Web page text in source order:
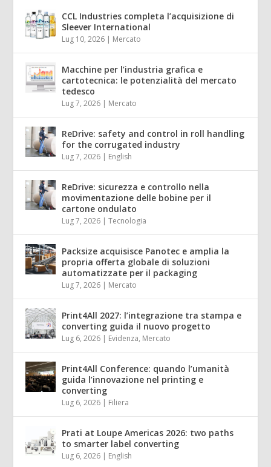
CCL Industries completa l’acquisizione di
Sleever International
Lug 10, 2026 | Mercato
Macchine per l’industria grafica e
cartotecnica: le potenzialità del mercato
tedesco
Lug 7, 2026 | Mercato
ReDrive: safety and control in roll handling
for the corrugated industry
Lug 7, 2026 | English
ReDrive: sicurezza e controllo nella
movimentazione delle bobine per il
cartone ondulato
Lug 7, 2026 |Tecnologia
Packsize acquisisce Panotec e amplia la
propria offerta globale di soluzioni
automatizzate per il packaging
Lug 7, 2026 | Mercato
Print4All 2027: l’integrazione tra stampa e
converting guida il nuovo progetto
Lug 6, 2026 | Evidenza, Mercato
Print4All Conference: quando l’umanità
guida l’innovazione nel printing e
converting
Lug 6, 2026 | Filiera
Prati at Loupe Americas 2026: two paths
to smarter label converting
Lug 6, 2026 | English